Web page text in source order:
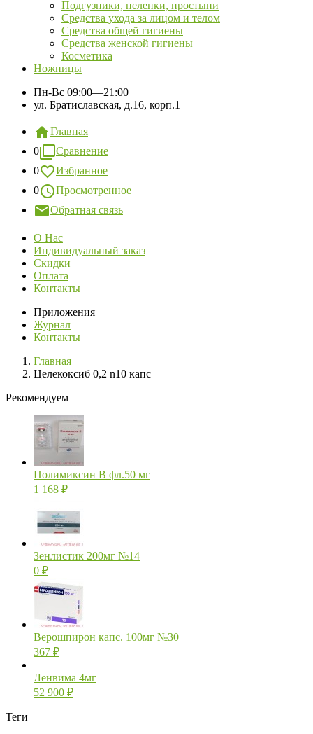
Подгузники, пеленки, простыни
Средства ухода за лицом и телом
Средства общей гигиены
Средства женской гигиены
Косметика
Ножницы
Пн-Вс 09:00—21:00
ул. Братиславская, д.16, корп.1
Главная
0
Сравнение
0
Избранное
0
Просмотренное
Обратная связь
О Нас
Индивидуальный заказ
Скидки
Оплата
Контакты
Приложения
Журнал
Контакты
Главная
Целекоксиб 0,2 n10 капс
Рекомендуем
Полимиксин В фл.50 мг
1 168 ₽
Зенлистик 200мг №14
0 ₽
Верошпирон капс. 100мг №30
367 ₽
Ленвима 4мг
52 900 ₽
Теги